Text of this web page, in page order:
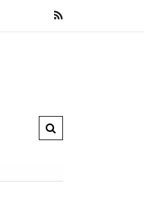
design en zweedse